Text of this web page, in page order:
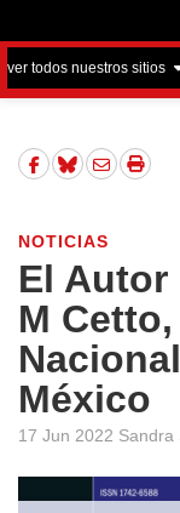
ver todos nuestros sitios
NOTICIAS
El Autor
M
México
17 Jun 2022 Sandra